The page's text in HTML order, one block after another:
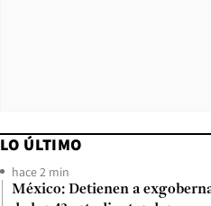
LO ÚLTIMO
hace 2 min
México: Detienen a